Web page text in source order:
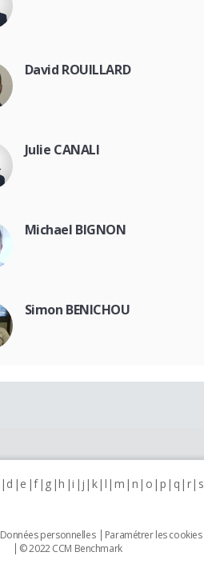
David ROUILLARD
Julie CANALI
Michael BIGNON
Simon BENICHOU
d e f g h i j k l m n o p q r s
Données personnelles Paramétrer les cookies
© 2022 CCM Benchmark